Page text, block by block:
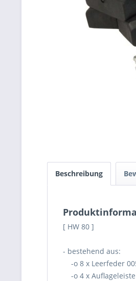
Beschreibung
[ HW 80 ]
- bestehend aus:
-o 8 x Leerfeder
-o 4 x